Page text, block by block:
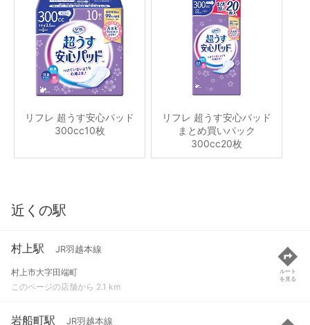
リフレ 超うす安心パッド
300cc10枚
リフレ 超うす安心パッド
まとめ買いパック
300cc20枚
近くの駅
村上駅 JR羽越本線
村上市大字田端町
このページの店舗から 2.1 km
ルート
を見る
岩船町駅 JR羽越本線